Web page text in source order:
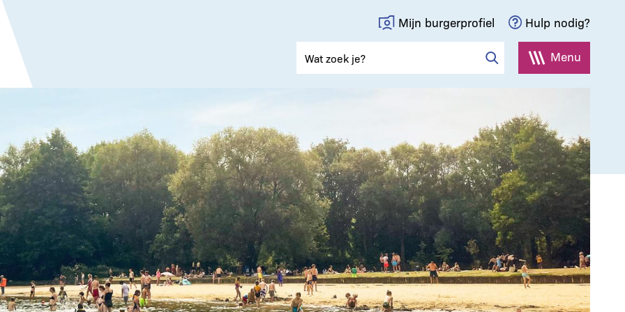
Mijn burgerprofiel Hulp nodig?
Menu